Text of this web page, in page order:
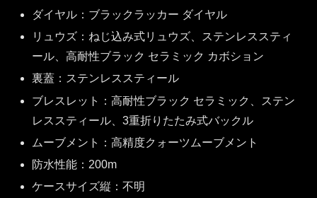
ダイヤル：ブラックラッカー ダイヤル
リュウズ：ねじ込み式リュウズ、ステンレススティ
ール、高耐性ブラック セラミック カボション
裏蓋：ステンレススティール
ブレスレット：高耐性ブラック セラミック、ステン
レススティール、3重折りたたみ式バックル
ムーブメント：高精度クォーツムーブメント
防水性能：200m
ケースサイズ縦：不明